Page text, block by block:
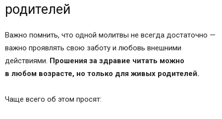
родителей
Важно помнить, что одной молитвы не всегда достаточно —
важно проявлять свою заботу и любовь внешними
действиями. Прошения за здравие читать можно
в любом возрасте, но только для живых родителей.
Чаще всего об этом просят: